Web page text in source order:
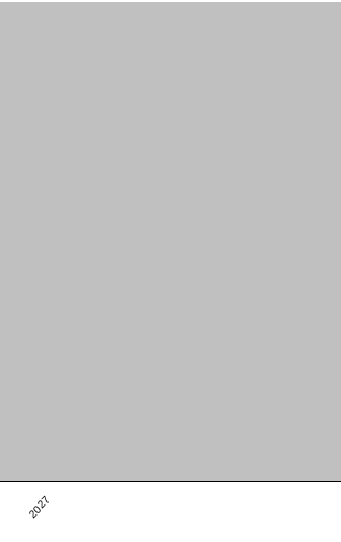
2027